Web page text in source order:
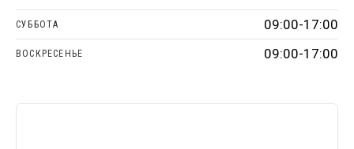
СУББОТА 09:00-17:00
ВОСКРЕСЕНЬЕ 09:00-17:00